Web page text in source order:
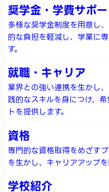
奨学金・学費サポ
多様な奨学金制度を用意し
的な負担を軽減し、学業に
す。
就職・キャリア
業界との強い連携を生かし
践的なスキルを身につけ、
トを提供します。
資格
専門的な資格取得をめざす
を生かし、キャリアアップを
学校紹介